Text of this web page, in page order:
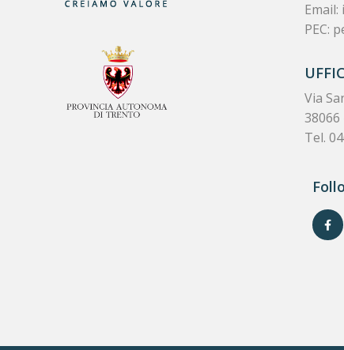
Email:
PEC:
Via
38066
Tel.